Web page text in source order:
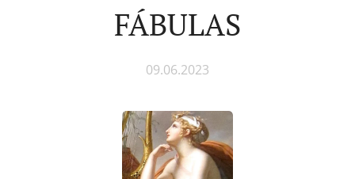
FÁBULAS
09.06.2023